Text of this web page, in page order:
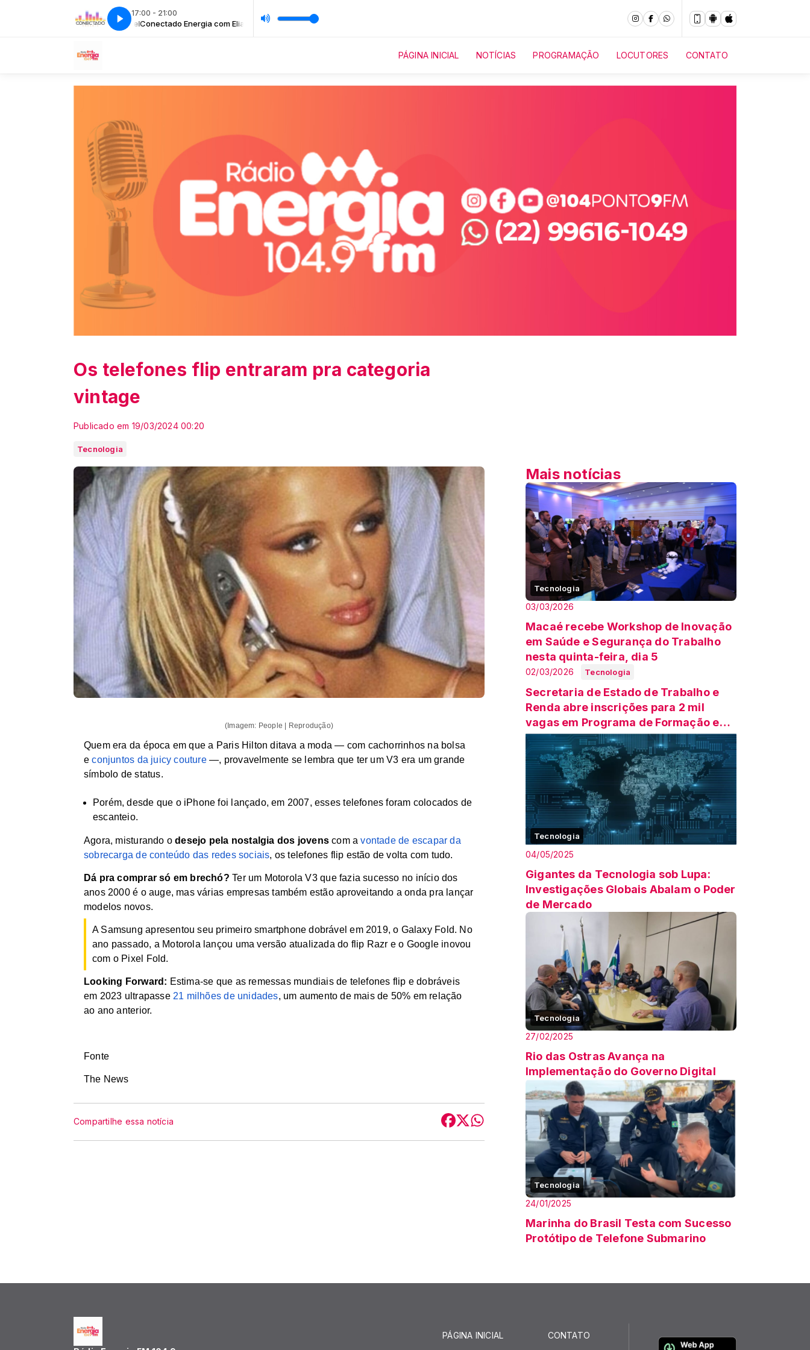
17:00 - 21:00
Energia com Eliana EngelConectado Energia com Eliana Engel
PÁGINA INICIAL NOTÍCIAS PROGRAMAÇÃO LOCUTORES CONTATO
Os telefones flip entraram pra categoria
vintage
Publicado em 19/03/2024 00:20
Tecnologia
(Imagem: People | Reprodução)
Quem era da época em que a Paris Hilton ditava a moda — com cachorrinhos na bolsa
econjuntos da juicy couture—, provavelmente se lembra que ter um V3 era um grande
símbolo de status.
Porém, desde que o iPhone foi lançado, em 2007, esses telefones foram colocados de
escanteio.
Agora, misturando odesejo pela nostalgia dos jovenscom avontade de escapar da
sobrecarga de conteúdo das redes sociais, os telefones flip estão de volta com tudo.
Dá pra comprar só em brechó? Ter um Motorola V3 que fazia sucesso no início dos
anos 2000 é o auge, mas várias empresas também estão aproveitando a onda pra lançar
modelos novos.
A Samsung apresentou seu primeiro smartphone dobrável em 2019, o Galaxy Fold. No
ano passado, a Motorola lançou uma versão atualizada do flip Razr e o Google inovou
com o Pixel Fold.
Looking Forward: Estima-se que as remessas mundiais de telefones flip e dobráveis
em 2023 ultrapasse 21 milhões de unidades, um aumento de mais de 50% em relação
ao ano anterior.
Fonte
The News
Compartilhe essa notícia
Mais notícias
Tecnologia
03/03/2026
Macaé recebe Workshop de Inovação
em Saúde e Segurança do Trabalho
nesta quinta-feira, dia 5
Tecnologia
02/03/2026
Secretaria de Estado de Trabalho e
Renda abre inscrições para 2 mil
vagas em Programa de Formação em
Marketing Digita...
Tecnologia
04/05/2025
Gigantes da Tecnologia sob Lupa:
Investigações Globais Abalam o Poder
de Mercado
Tecnologia
27/02/2025
Rio das Ostras Avança na
Implementação do Governo Digital
Tecnologia
24/01/2025
Marinha do Brasil Testa com Sucesso
Protótipo de Telefone Submarino
PÁGINA INICIAL CONTATO